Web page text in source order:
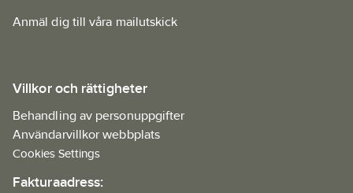
Anmäl dig till våra mailutskick
Villkor och rättigheter
Behandling av personuppgifter
Användarvillkor webbplats
Cookies Settings
Fakturaadress: